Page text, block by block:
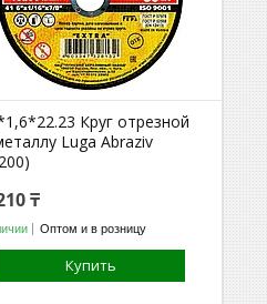
Круг отрезной
Luga Abraziv
₸
Оптом и в розницу
Купить